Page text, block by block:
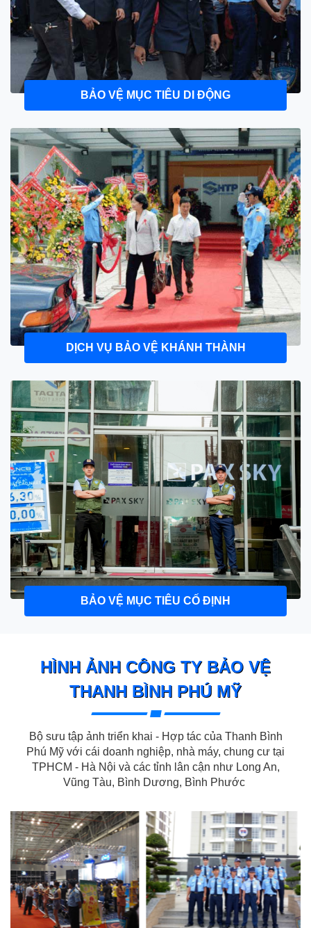
BẢO VỆ MỤC TIÊU DI ĐỘNG
DỊCH VỤ BẢO VỆ KHÁNH THÀNH
BẢO VỆ MỤC TIÊU CỐ ĐỊNH
HÌNH ẢNH CÔNG TY BẢO VỆ
THANH BÌNH PHÚ MỸ
Bộ sưu tập ảnh triển khai - Hợp tác của Thanh Bình
Phú Mỹ với cái doanh nghiệp, nhà máy, chung cư tại
TPHCM - Hà Nội và các tỉnh lân cận như Long An,
Vũng Tàu, Bình Dương, Bình Phước